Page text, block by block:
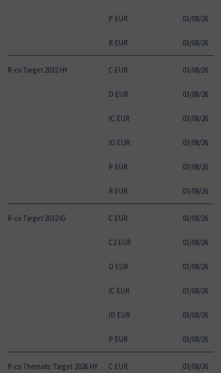
P EUR 03/08/26
R EUR 03/08/26
R-co Target 2032 HY C EUR 03/08/26
D EUR 03/08/26
IC EUR 03/08/26
ID EUR 03/08/26
P EUR 03/08/26
R EUR 03/08/26
R-co Target 2032 IG C EUR 03/08/26
C2 EUR 03/08/26
D EUR 03/08/26
IC EUR 03/08/26
ID EUR 03/08/26
P EUR 03/08/26
R-co Thematic Target 2026 HY C EUR 03/08/26